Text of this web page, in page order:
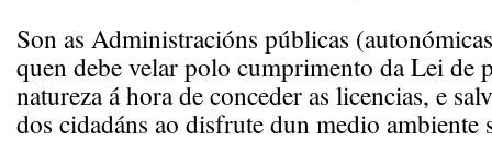
Son as Administracións públicas
quen debe velar polo cumprimento da Lei de
natureza á hora de conceder as licencias, e
dos cidadáns ao disfrute dun medio ambiente